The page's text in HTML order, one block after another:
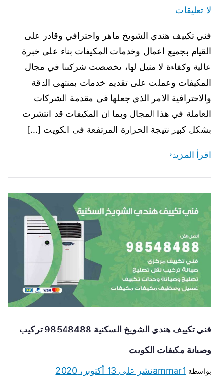
لا تعليقات
فني تكييف هندي الشويخ ماهر واحترافي وقادر على
القيام بجميع اعمال وخدمات المكيفات بناء على خبرة
عالية وكفاءة لا مثيل لها، تخصصت شركتنا في مجال
المكيفات وعملت على تقديم خدمات بمنتهى الدقة
والاحترافية الامر الذي جعلها في مقدمة الشركات
العاملة في هذا المجال وبما ان المكيفات قد انتشرت
بشكل كبير نتيجة الحرارة المرتفعة في الكويت […]
اقرأ المزيد
فني تكييف هندي الشويخ السكنية 98548488 تركيب
وصيانة مكيفات الكويت
بواسطة ammar1نشر على 13 أكتوبر، 2020